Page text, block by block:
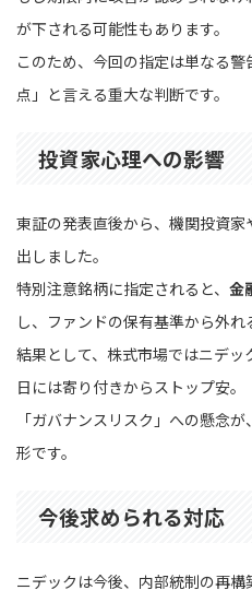
が下される可能性もあります。
このため、今回の指定は単なる
点」と言える重大な判断です。
投資家心理への影響
東証の発表直後から、機関投資
出しました。
特別注意銘柄に指定されると、 金
し、ファンドの保有基準から外れ
結果として、株式市場ではニデ
日には寄り付きからストップ安。
「ガバナンスリスク」への懸念
形です。
今後求められる対応
ニデックは今後、内部統制の再